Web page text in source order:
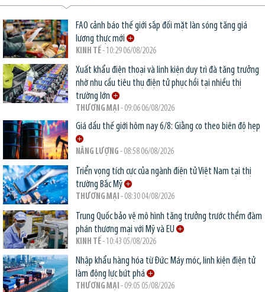
FAO cảnh báo thế giới sắp đối mặt làn sóng tăng giá
lương thực mới
KINH TẾ- 10:29 06/08/2026
Xuất khẩu điện thoại và linh kiện duy trì đà tăng trưởng
nhờ nhu cầu tiêu thụ điện tử phục hồi tại nhiều thị
trường lớn
THƯƠNG MẠI - 09:06 06/08/2026
Giá dầu thế giới hôm nay 6/8: Giằng co theo biên độ hẹp
NĂNG LƯỢNG - 08:58 06/08/2026
Triển vọng tích cực của ngành điện tử Việt Nam tại thị
trường Bắc Mỹ
THƯƠNG MẠI - 08:30 04/08/2026
Trung Quốc bảo vệ mô hình tăng trưởng trước thềm đàm
phán thương mại với Mỹ và EU
KINH TẾ- 10:43 05/08/2026
Nhập khẩu hàng hóa từ Đức: Máy móc, linh kiện điện tử
làm động lực bứt phá
THƯƠNG MẠI - 09:05 05/08/2026